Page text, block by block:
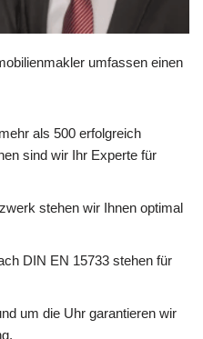
umfassen einen
als 500 erfolgreich
sind wir Ihr Experte für
stehen wir Ihnen optimal
DIN EN 15733 stehen für
um die Uhr garantieren wir